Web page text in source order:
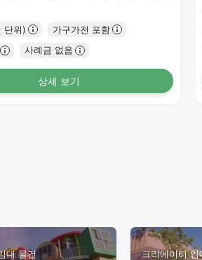
단위)
가구가전 포함
사례금 없음
상세 보기
대 물건 크리에이터 임